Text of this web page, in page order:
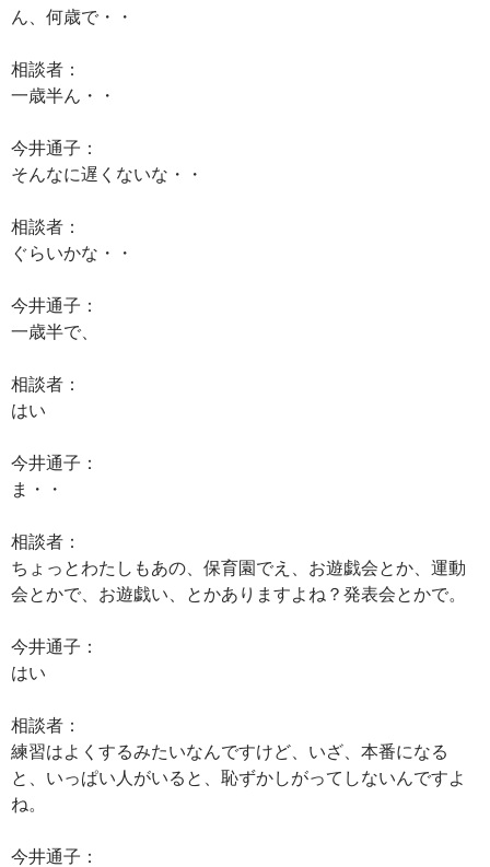
ん、何歳で・・
相談者：
一歳半ん・・
今井通子：
そんなに遅くないな・・
相談者：
ぐらいかな・・
今井通子：
一歳半で、
相談者：
はい
今井通子：
ま・・
相談者：
ちょっとわたしもあの、保育園でえ、お遊戯会とか、運動
会とかで、お遊戯い、とかありますよね？発表会とかで。
今井通子：
はい
相談者：
練習はよくするみたいなんですけど、いざ、本番になる
と、いっぱい人がいると、恥ずかしがってしないんですよ
ね。
今井通子：